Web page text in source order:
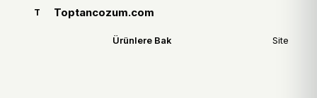
T Toptancozum.com
Ürünlere Bak Site